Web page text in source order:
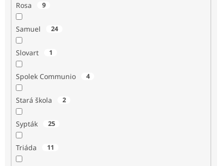
Rosa 9
Samuel 24
Slovart 1
Spolek Communio 4
Stará škola 2
Sypták 25
Triáda 11